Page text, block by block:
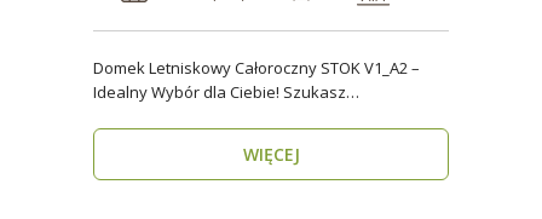
Domek Letniskowy Całoroczny STOK V1_A2 –
Idealny Wybór dla Ciebie! Szukasz
WIĘCEJ